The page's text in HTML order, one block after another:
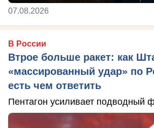
07.08.2026
В России
Втрое больше ракет: как
«массированный удар» по
есть чем ответить
Пентагон усиливает подводный